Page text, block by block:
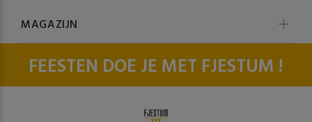
FEESTEN DOE JE MET FJESTUM !
MAGAZIJN